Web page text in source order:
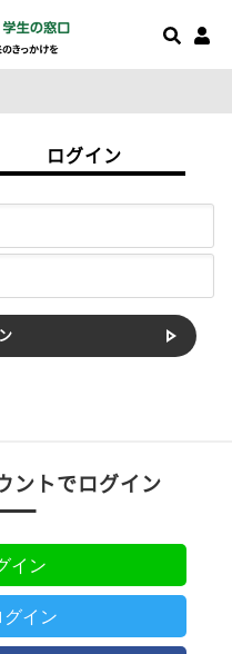
ログイン
ントでログイン
イン
イン